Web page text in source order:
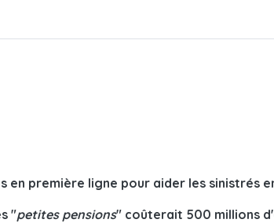
en première ligne pour aider les sinistrés
"petites pensions" coûterait 500 millions